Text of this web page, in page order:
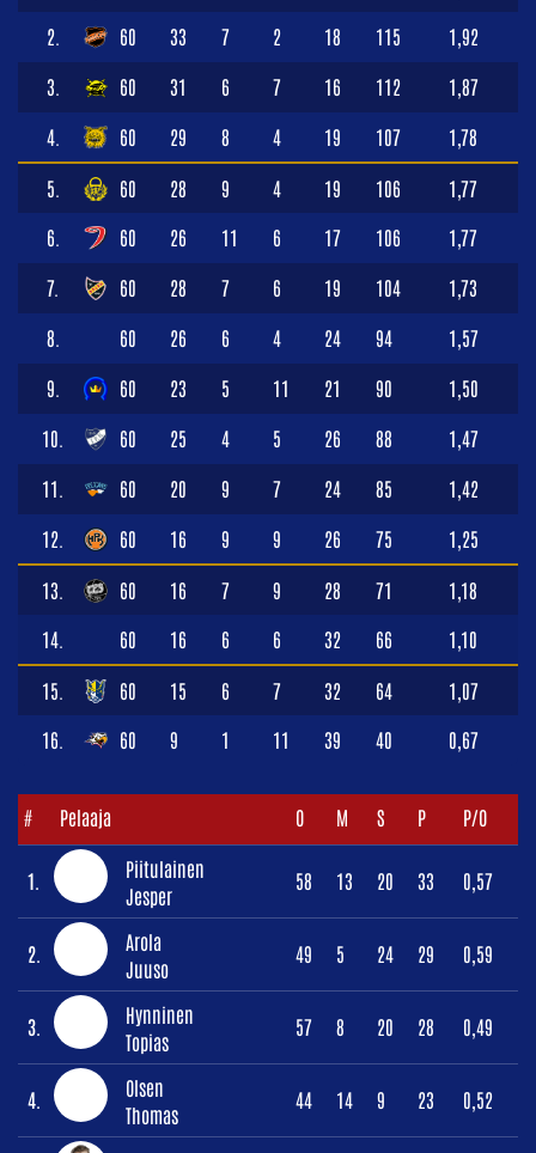
2. 60 33 7 2 18 115 1,92
3. 60 31 6 7 16 112 1,87
4. 60 29 8 4 19 107 1,78
5. 60 28 9 4 19 106 1,77
6. 60 26 11 6 17 106 1,77
7. 60 28 7 6 19 104 1,73
8. 60 26 6 4 24 94 1,57
9. 60 23 5 11 21 90 1,50
10. 60 25 4 5 26 88 1,47
11. 60 20 9 7 24 85 1,42
12. 60 16 9 9 26 75 1,25
13. 60 16 7 9 28 71 1,18
14. 60 16 6 6 32 66 1,10
15. 60 15 6 7 32 64 1,07
16. 60 9 1 11 39 40 0,67
# Pelaaja O M S P P/O
1.
Piitulainen
Jesper
58 13 20 33 0,57
2.
Arola
Juuso
49 5 24 29 0,59
3.
Hynninen
Topias
57 8 20 28 0,49
4.
Olsen
Thomas
44 14 9 23 0,52